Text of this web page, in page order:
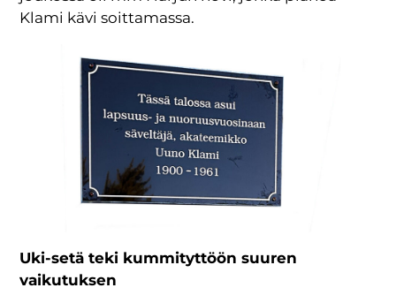
Klami kävi soittamassa.
Uki-setä teki kummityttöön suuren
vaikutuksen